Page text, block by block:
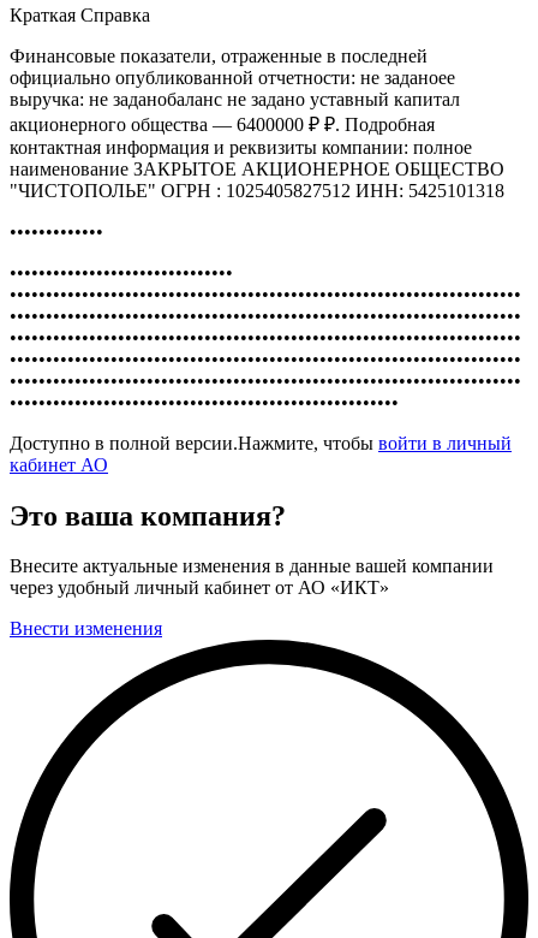
Краткая Справка
Финансовые показатели, отраженные в последней
официально опубликованной отчетности: не заданоее
выручка: не заданобаланс не задано уставный капитал
акционерного общества — 6400000 ₽ ₽. Подробная
контактная информация и реквизиты компании: полное
наименование ЗАКРЫТОЕ АКЦИОНЕРНОЕ ОБЩЕСТВО
"ЧИСТОПОЛЬЕ" ОГРН : 1025405827512 ИНН: 5425101318
•••••••••••••
•••••••••••••••••••••••••••••••
•••••••••••••••••••••••••••••••••••••••••••••••••••••••••••••••••••••••
•••••••••••••••••••••••••••••••••••••••••••••••••••••••••••••••••••••••
•••••••••••••••••••••••••••••••••••••••••••••••••••••••••••••••••••••••
•••••••••••••••••••••••••••••••••••••••••••••••••••••••••••••••••••••••
•••••••••••••••••••••••••••••••••••••••••••••••••••••••••••••••••••••••
••••••••••••••••••••••••••••••••••••••••••••••••••••••
Доступно в полной версии.Нажмите, чтобы войти в личный
кабинет АО
Это ваша компания?
Внесите актуальные изменения в данные вашей компании
через удобный личный кабинет от АО «ИКТ»
Внести изменения